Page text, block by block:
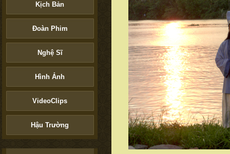
Kịch Bản
Đoàn Phim
Nghệ Sĩ
Hình Ảnh
VideoClips
Hậu Trường